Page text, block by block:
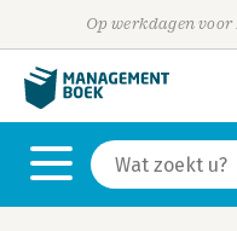
Op werkdagen